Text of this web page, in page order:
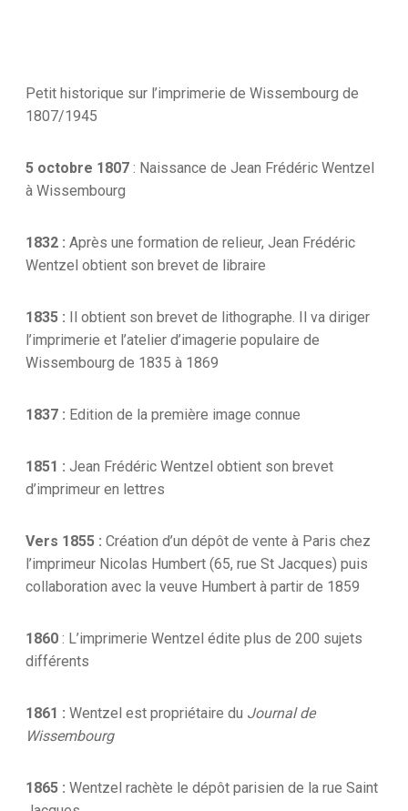
Petit historique sur l’imprimerie de Wissembourg de
1807/1945
5 octobre 1807 : Naissance de Jean Frédéric Wentzel
à Wissembourg
1832 : Après une formation de relieur, Jean Frédéric
Wentzel obtient son brevet de libraire
1835 :
Il obtient son brevet de lithographe. Il va diriger
l’imprimerie et l’atelier d’imagerie populaire de
Wissembourg de 1835 à 1869
1837 : Edition de la première image connue
1851 : Jean Frédéric Wentzel obtient son brevet
d’imprimeur en lettres
Vers 1855 : Création d’un dépôt de vente à Paris chez
l’imprimeur Nicolas Humbert (65, rue St Jacques) puis
collaboration avec la veuve Humbert à partir de 1859
1860 : L’imprimerie Wentzel édite plus de 200 sujets
différents
1861 : Wentzel est propriétaire du Journal de
Wissembourg
1865 : Wentzel rachète le dépôt parisien de la rue Saint